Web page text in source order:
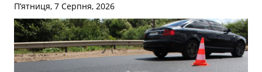
П’ятниця, 7 Серпня, 2026